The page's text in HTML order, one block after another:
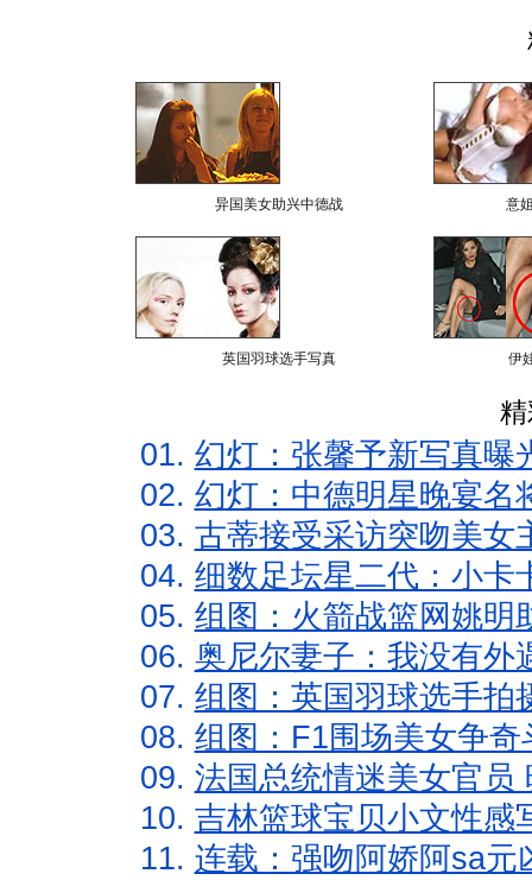
异国美女助兴中德战 意
英国羽球选手写真 伊
01. 幻灯：张馨予新写真曝
02. 幻灯：中德明星晚宴名
03. 古蒂接受采访突吻美女
04. 细数足坛星二代：小卡
05. 组图：火箭战篮网姚明
06. 奥尼尔妻子：我没有外
07. 组图：英国羽球选手拍
08. 组图：F1围场美女争
09. 法国总统情迷美女官员
10. 吉林篮球宝贝小文性感
11. 连载：强吻阿娇阿sa元